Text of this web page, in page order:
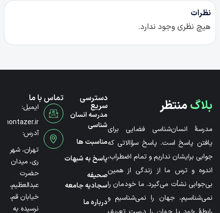
نظرات
هیچ نظری وجود ندارد.
بلاگمنتظر
مدرسۀ انسان‌شناسی فضایی برای
یافتن پاسخ است. پاسخ سؤالاتی که
جوابی برایشان نداریم و تمام اضطراب،
اندوه و ترس ما از زندگی از همین
بی‌جوابی نشأت می‌گیرد. ما خودمان را
نمی‌شناسیم، جهان را نمی‌شناسیم و
دسترسی
سریع
مدرسه انسان
شناسی
مناسبت ها
پاسخ به شبهات
صحیفه
سجادیه جامعه
درباره ما
تماس با ما
ایمیل:
آدرس:
تهران، شهر
ری، میدان
حضرت
عبدالعظیم،
خیابان قم،
نرسیده به